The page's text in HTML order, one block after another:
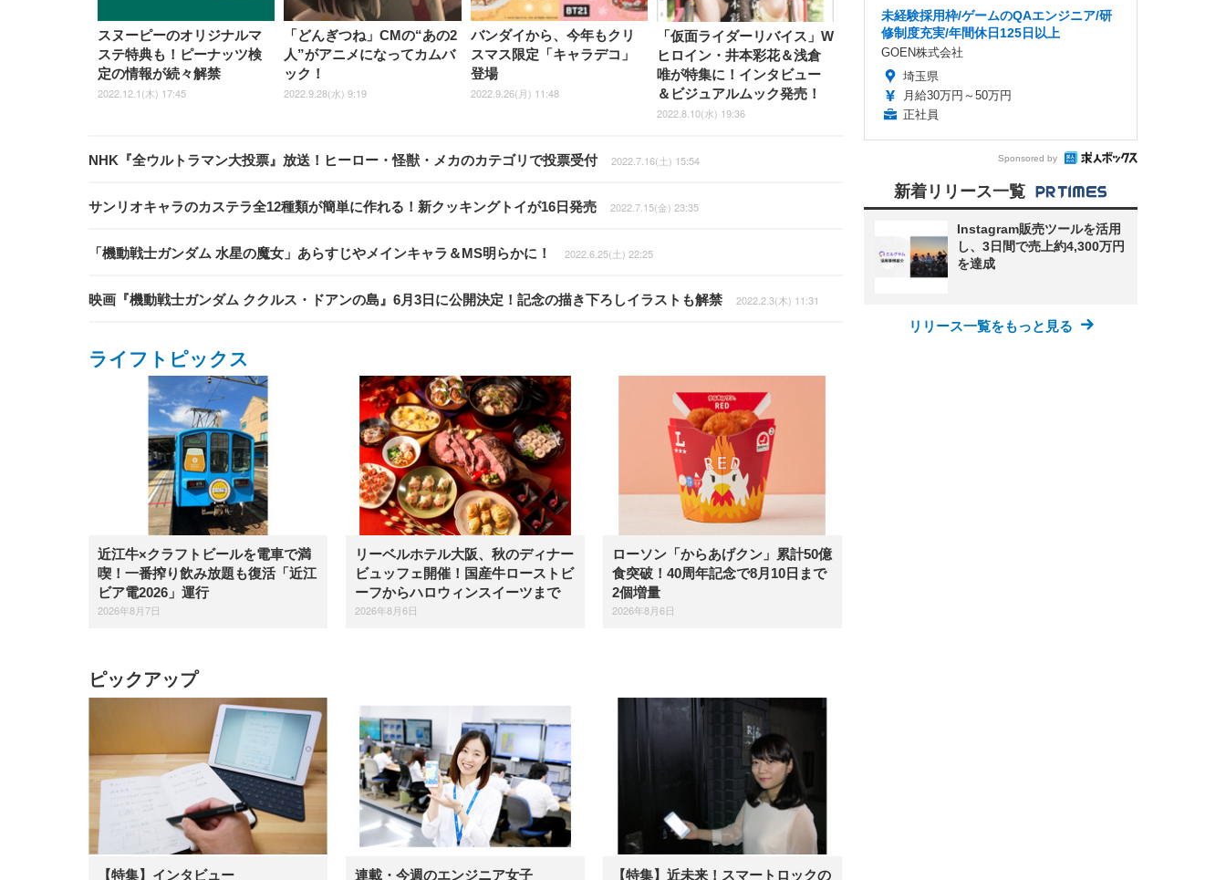
スヌーピーのオリジナルマ
ステ特典も！ピーナッツ検
定の情報が続々解禁
2022.12.1(木) 17:45
「どんぎつね」CMの“あの2
人”がアニメになってカムバ
ック！
2022.9.28(水) 9:19
バンダイから、今年もクリ
スマス限定「キャラデコ」
登場
2022.9.26(月) 11:48
「仮面ライダーリバイス」W
ヒロイン・井本彩花＆浅倉
唯が特集に！インタビュー
＆ビジュアルムック発売！
2022.8.10(水) 19:36
NHK『全ウルトラマン大投票』放送！ヒーロー・怪獣・メカのカテゴリで投票受付 2022.7.16(土) 15:54
サンリオキャラのカステラ全12種類が簡単に作れる！新クッキングトイが16日発売 2022.7.15(金) 23:35
「機動戦士ガンダム 水星の魔女」あらすじやメインキャラ＆MS明らかに！ 2022.6.25(土) 22:25
映画『機動戦士ガンダム ククルス・ドアンの島』6月3日に公開決定！記念の描き下ろしイラストも解禁 2022.2.3(木) 11:31
ライフトピックス
近江牛×クラフトビールを電車で満
喫！一番搾り飲み放題も復活「近江
ビア電2026」運行
2026年8月7日
リーベルホテル大阪、秋のディナー
ビュッフェ開催！国産牛ローストビ
ーフからハロウィンスイーツまで
2026年8月6日
ローソン「からあげクン」累計50億
食突破！40周年記念で8月10日まで
2個増量
2026年8月6日
ピックアップ
【特集】インタビュー 連載・今週のエンジニア女子 【特集】近未来！スマートロックの
未経験採用枠/ゲームのQAエンジニア/研
修制度充実/年間休日125日以上
GOEN株式会社
埼玉県
月給30万円～50万円
正社員
Sponsored by
新着リリース一覧
Instagram販売ツールを活用
し、3日間で売上約4,300万円
を達成
リリース一覧をもっと見る